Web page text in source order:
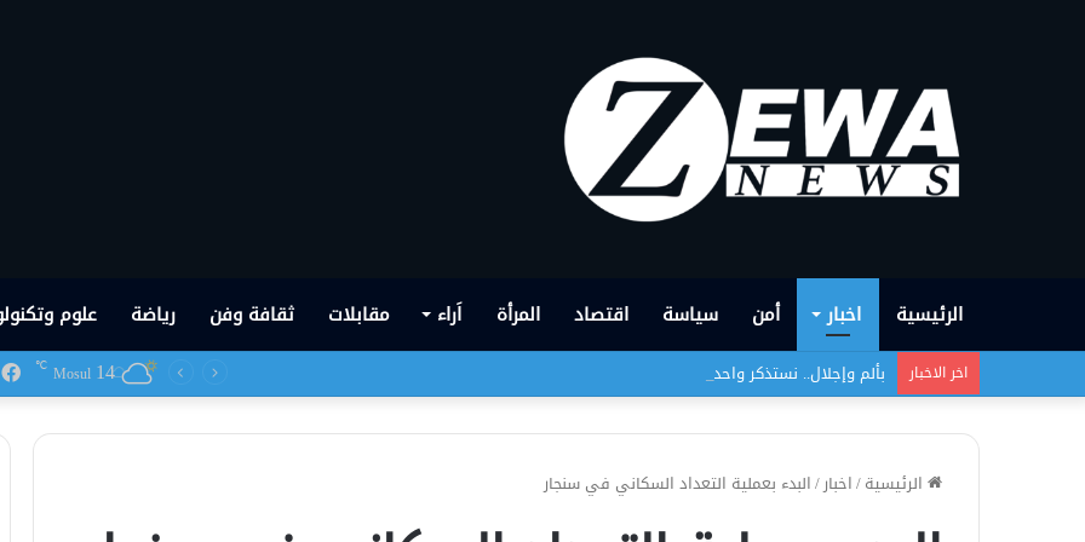
الرئيسية اخبار أمن سياسة اقتصاد المرأة اَراء مقابلات ثقافة وفن رياضة علوم
اخر الاخبار بألم وإجلال.. نستذكر واحدةً من أبشع الجرائم التي شهدها العراق في تاريخه الحديث Mosul 14
℃
الرئيسية/اخبار/البدء بعملية التعداد السكاني في سنجار